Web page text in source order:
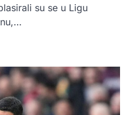
su se u Ligu